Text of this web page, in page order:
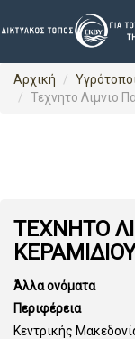
Αρχική
Τεχνητο Λιμνιο
ΤΕΧΝΗΤΟ
ΚΕΡΑΜΙΔΙΟΥ
Άλλα ονόματα
Περιφέρεια
Κεντρικής